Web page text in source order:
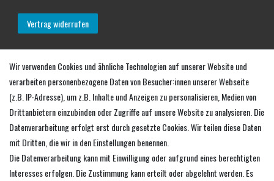
Vertrag widerrufen
Login
Warenkorb
Zur Kasse
Service
Wir verwenden Cookies und ähnliche Technologien auf unserer Website und
verarbeiten personenbezogene Daten von Besucher:innen unserer Webseite
(z.B. IP-Adresse), um z.B. Inhalte und Anzeigen zu personalisieren, Medien von
Drittanbietern einzubinden oder Zugriffe auf unsere Website zu analysieren. Die
Datenverarbeitung erfolgt erst durch gesetzte Cookies. Wir teilen diese Daten
mit Dritten, die wir in den Einstellungen benennen.
Die Datenverarbeitung kann mit Einwilligung oder aufgrund eines berechtigten
Interesses erfolgen. Die Zustimmung kann erteilt oder abgelehnt werden. Es